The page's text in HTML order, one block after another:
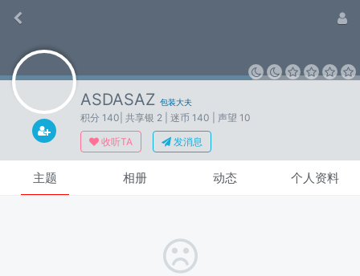
ASDASAZ 包装大夫
积分 140 | 共享银 2 | 迷币 140
| 声望 10
收听TA
发消息
主题 相册 动态 个人资料